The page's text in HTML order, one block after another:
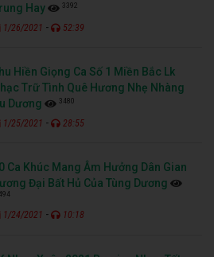
Hay
3392
1/26/2021 - 52:39
Hiền Giọng Ca Số 1 Miền Bắc Lk
Trữ Tình Quê Hương Nhẹ Nhàng
Dương
3480
1/25/2021 - 28:55
Ca Khúc Mang Âm Hưởng Dân Gian
Đại Bất Hủ Của Tùng Dương
1/24/2021 - 10:18